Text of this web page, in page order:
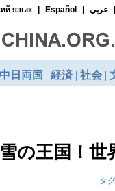
雪の王国！世
タ